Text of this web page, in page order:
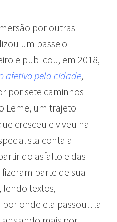
por outras
um passeio
e publicou, em 2018,
afetivo pela cidade,
por sete caminhos
Leme, um trajeto
cresceu e viveu na
conta a
do asfalto e das
parte de sua
lendo textos,
onde ela passou…a